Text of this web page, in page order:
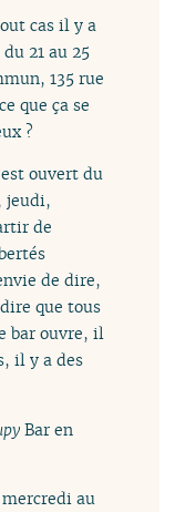
cas il y a
21 au 25
135 rue
que ça se
?
ouvert du
jeudi,
de
de dire,
que tous
bar ouvre, il
il y a des
Bar en
au